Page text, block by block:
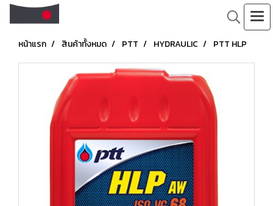
หน้าแรก สินค้าทั้งหมด PTT HYDRAULIC PTT HLP